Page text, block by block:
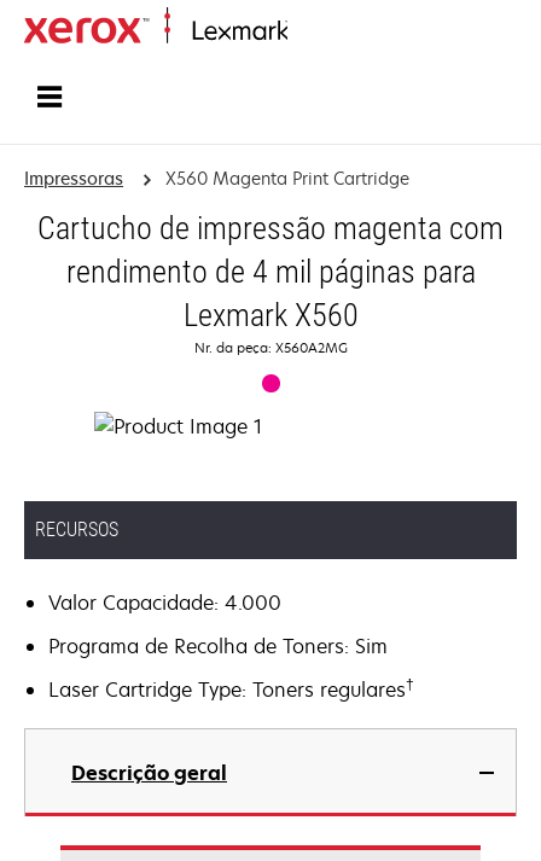
Impressoras X560 Magenta Print Cartridge
Cartucho de impressão magenta com
rendimento de 4 mil páginas para
Lexmark X560
Nr. da peça: X560A2MG
RECURSOS
Valor Capacidade: 4.000
Programa de Recolha de Toners: Sim
Laser Cartridge Type: Toners regulares†
Descrição geral